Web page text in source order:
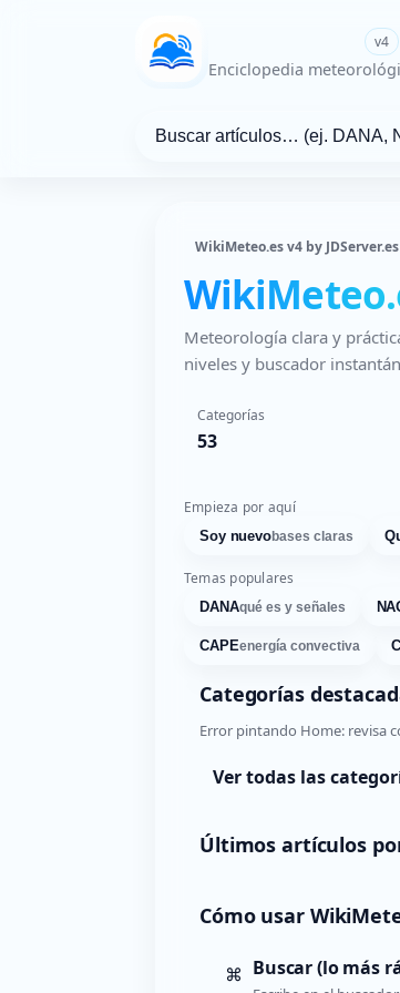
WikiMeteo.es v4
Enciclopedia
WikiMeteo.es v4 by JDServer.es
Meteorología clara y
niveles y buscador
Categorías
53
Empieza por aquí
Soy nuevobases claras
Temas populares
DANAqué es y señales
CAPEenergía convectiva
Categorías
Error pintando Home: revisa
Ver todas las
Últimos artículos
Cómo usar
⌘ Buscar (lo más